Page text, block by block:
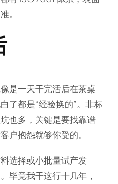
。
是一天干完活后在茶桌
了都是“经验换的”。非标
也多，关键是要找靠谱
户抱怨就够你受的。
选择或小批量试产发
毕竟我干这行十几年，